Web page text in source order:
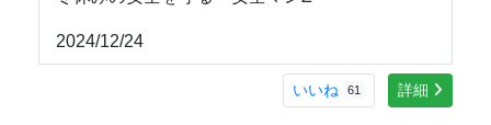
2024/12/24
いいね 61 詳細